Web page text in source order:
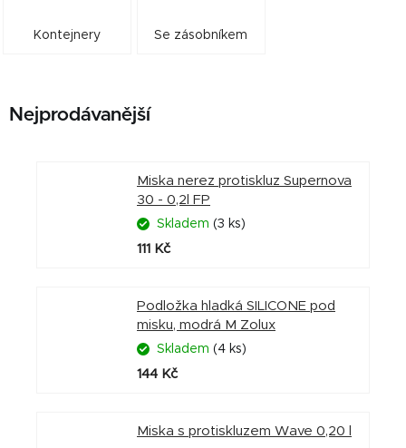
Kontejnery Se zásobníkem
Nejprodávanější
Miska nerez protiskluz Supernova
30 - 0,2l FP
Skladem (3 ks)
111 Kč
Podložka hladká SILICONE pod
misku, modrá M Zolux
Skladem (4 ks)
144 Kč
Miska s protiskluzem Wave 0,20 l